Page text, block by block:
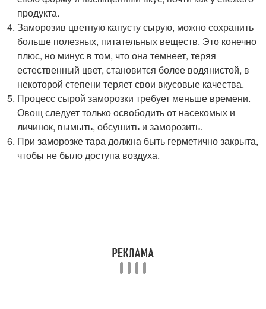
продукта.
Заморозив цветную капусту сырую, можно сохранить
больше полезных, питательных веществ. Это конечно
плюс, но минус в том, что она темнеет, теряя
естественный цвет, становится более водянистой, в
некоторой степени теряет свои вкусовые качества.
Процесс сырой заморозки требует меньше времени.
Овощ следует только освободить от насекомых и
личинок, вымыть, обсушить и заморозить.
При заморозке тара должна быть герметично закрыта,
чтобы не было доступа воздуха.